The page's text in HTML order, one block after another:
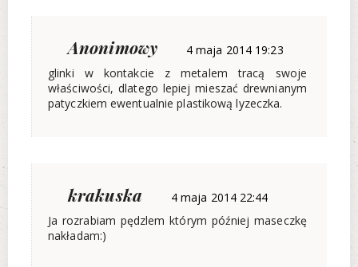
Anonimowy
4 maja 2014 19:23
glinki w kontakcie z metalem tracą swoje
właściwości, dlatego lepiej mieszać drewnianym
patyczkiem ewentualnie plastikową lyzeczka.
krakuska
4 maja 2014 22:44
Ja rozrabiam pędzlem którym później maseczkę
nakładam:)